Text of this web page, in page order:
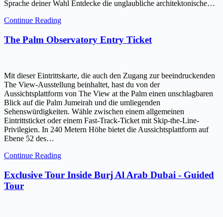
Sprache deiner Wahl Entdecke die unglaubliche architektonische…
Continue Reading
The Palm Observatory Entry Ticket
Mit dieser Eintrittskarte, die auch den Zugang zur beeindruckenden
The View-Ausstellung beinhaltet, hast du von der
Aussichtsplattform von The View at the Palm einen unschlagbaren
Blick auf die Palm Jumeirah und die umliegenden
Sehenswürdigkeiten. Wähle zwischen einem allgemeinen
Eintrittsticket oder einem Fast-Track-Ticket mit Skip-the-Line-
Privilegien. In 240 Metern Höhe bietet die Aussichtsplattform auf
Ebene 52 des…
Continue Reading
Exclusive Tour Inside Burj Al Arab Dubai - Guided
Tour